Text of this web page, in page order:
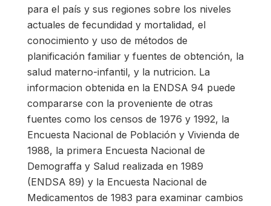
para el país y sus regiones sobre los niveles
actuales de fecundidad y mortalidad, el
conocimiento y uso de métodos de
planificación familiar y fuentes de obtención, la
salud materno-infantil, y la nutricion. La
informacion obtenida en la ENDSA 94 puede
compararse con la proveniente de otras
fuentes como los censos de 1976 y 1992, la
Encuesta Nacional de Población y Vivienda de
1988, la primera Encuesta Nacional de
Demograffa y Salud realizada en 1989
(ENDSA 89) y la Encuesta Nacional de
Medicamentos de 1983 para examinar cambios